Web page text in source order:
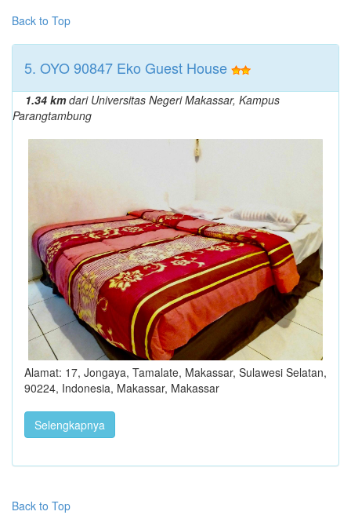
Back to Top
5. OYO 90847 Eko Guest House
1.34 kmdari Universitas Negeri Makassar, Kampus
Parangtambung
Alamat: 17, Jongaya, Tamalate, Makassar, Sulawesi Selatan,
90224, Indonesia, Makassar, Makassar
Selengkapnya
Back to Top